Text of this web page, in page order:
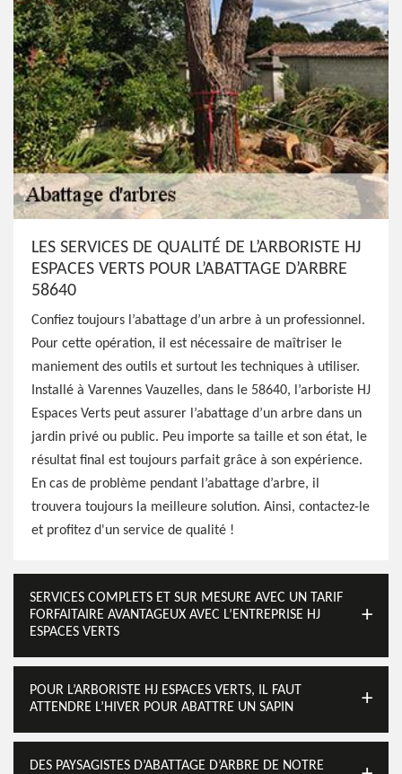
LES SERVICES DE QUALITÉ DE L’ARBORISTE HJ
ESPACES VERTS POUR L’ABATTAGE D’ARBRE
58640
Confiez toujours l’abattage d’un arbre à un professionnel.
Pour cette opération, il est nécessaire de maîtriser le
maniement des outils et surtout les techniques à utiliser.
Installé à Varennes Vauzelles, dans le 58640, l’arboriste HJ
Espaces Verts peut assurer l’abattage d’un arbre dans un
jardin privé ou public. Peu importe sa taille et son état, le
résultat final est toujours parfait grâce à son expérience.
En cas de problème pendant l’abattage d’arbre, il
trouvera toujours la meilleure solution. Ainsi, contactez-le
et profitez d'un service de qualité !
SERVICES COMPLETS ET SUR MESURE AVEC UN TARIF
FORFAITAIRE AVANTAGEUX AVEC L’ENTREPRISE HJ
ESPACES VERTS
POUR L’ARBORISTE HJ ESPACES VERTS, IL FAUT
ATTENDRE L’HIVER POUR ABATTRE UN SAPIN
DES PAYSAGISTES D’ABATTAGE D’ARBRE DE NOTRE